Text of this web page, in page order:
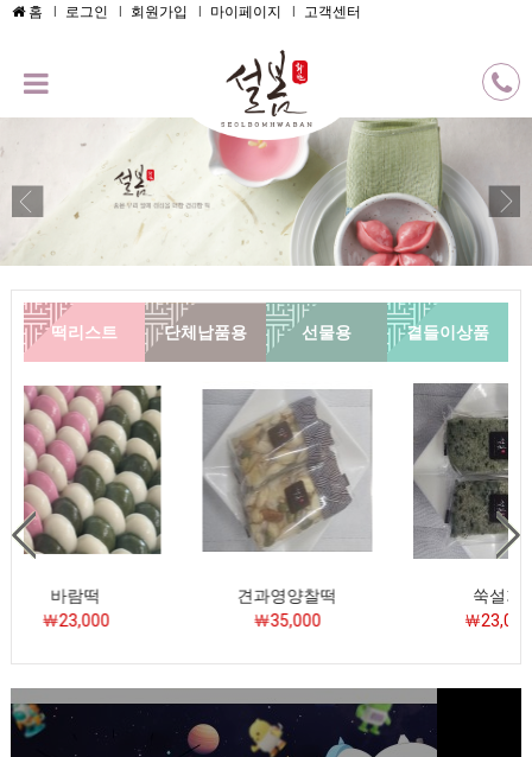
메인콘텐츠 바로가기
홈 로그인 회원가입 마이페이지 고객센터
떡리스트 단체납품용 선물용 곁들이상품
견과영양찰떡